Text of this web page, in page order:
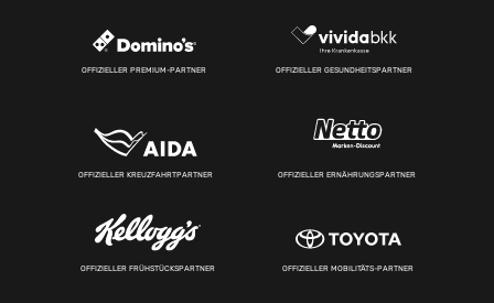
OFFIZIELLER PREMIUM-PARTNER OFFIZIELLER GESUNDHEITSPARTNER
OFFIZIELLER KREUZFAHRTPARTNER OFFIZIELLER ERNÄHRUNGSPARTNER
OFFIZIELLER FRÜHSTÜCKSPARTNER OFFIZIELLER MOBILITÄTS-PARTNER